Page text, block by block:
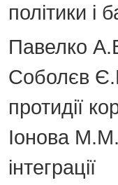
політики і
Павелко
Соболєв
протидії
Іонова М.М.
інтеграції